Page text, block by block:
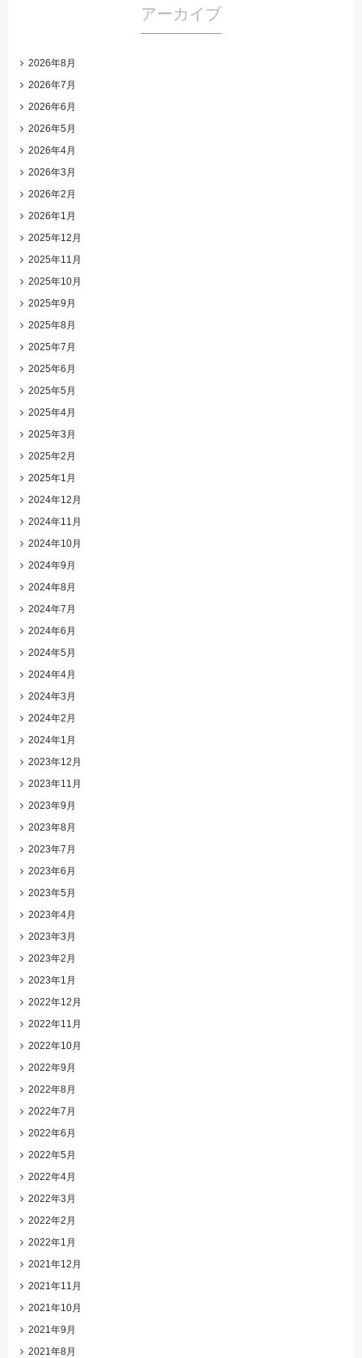
アーカイブ
2026年8月
2026年7月
2026年6月
2026年5月
2026年4月
2026年3月
2026年2月
2026年1月
2025年12月
2025年11月
2025年10月
2025年9月
2025年8月
2025年7月
2025年6月
2025年5月
2025年4月
2025年3月
2025年2月
2025年1月
2024年12月
2024年11月
2024年10月
2024年9月
2024年8月
2024年7月
2024年6月
2024年5月
2024年4月
2024年3月
2024年2月
2024年1月
2023年12月
2023年11月
2023年9月
2023年8月
2023年7月
2023年6月
2023年5月
2023年4月
2023年3月
2023年2月
2023年1月
2022年12月
2022年11月
2022年10月
2022年9月
2022年8月
2022年7月
2022年6月
2022年5月
2022年4月
2022年3月
2022年2月
2022年1月
2021年12月
2021年11月
2021年10月
2021年9月
2021年8月